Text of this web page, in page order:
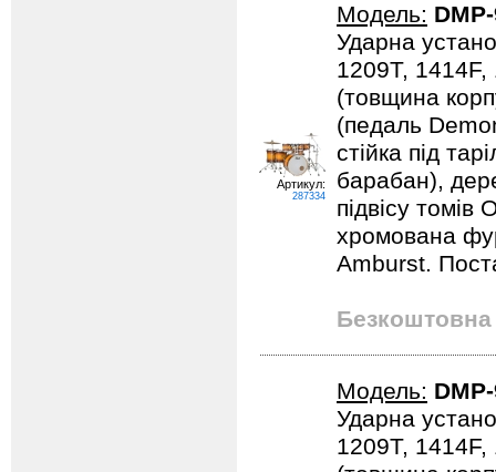
Артикул:
287334
Модель:
Ударна
1209T,
(товщина
(педаль
стійка під
барабан),
підвісу
хромована
Amburst.
Безкоштовна
Модель:
Ударна
1209T,